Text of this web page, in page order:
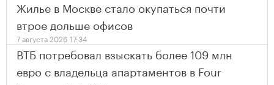
Жилье в Москве стало окупаться почти
втрое дольше офисов
7 августа 2026 17:34
ВТБ потребовал взыскать более 109 млн
евро с владельца апартаментов в Four